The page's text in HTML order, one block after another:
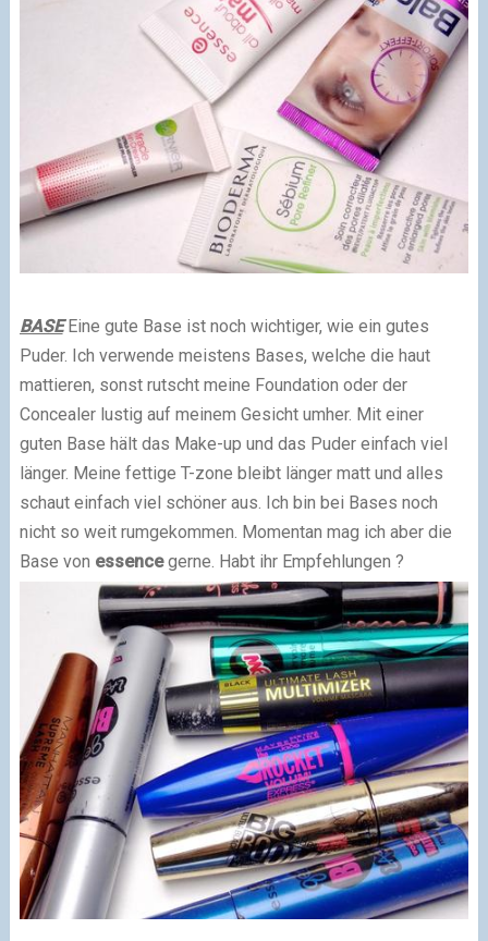
BASEEine gute Base ist noch wichtiger, wie ein gutes
Puder. Ich verwende meistens Bases, welche die haut
mattieren, sonst rutscht meine Foundation oder der
Concealer lustig auf meinem Gesicht umher. Mit einer
guten Base hält das Make-up und das Puder einfach viel
länger. Meine fettige T-zone bleibt länger matt und alles
schaut einfach viel schöner aus. Ich bin bei Bases noch
nicht so weit rumgekommen. Momentan mag ich aber die
Base von essencegerne. Habt ihr Empfehlungen ?